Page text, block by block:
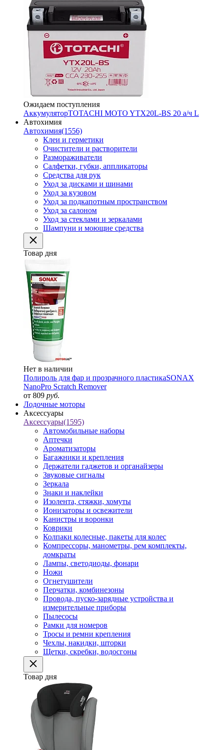
Ожидаем поступления
АккумуляторTOTACHI MOTO YTX20L-BS 20 а/ч L
Автохимия
Автохимия(1556)
Клеи и герметики
Очистители и растворители
Размораживатели
Салфетки, губки, аппликаторы
Средства для рук
Уход за дисками и шинами
Уход за кузовом
Уход за подкапотным пространством
Уход за салоном
Уход за стеклами и зеркалами
Шампуни и моющие средства
Товар дня
Нет в наличии
Полироль для фар и прозрачного пластикаSONAX
NanoPro Scratch Remover
от 809 руб.
Лодочные моторы
Аксессуары
Аксессуары(1595)
Автомобильные наборы
Аптечки
Ароматизаторы
Багажники и крепления
Держатели гаджетов и органайзеры
Звуковые сигналы
Зеркала
Знаки и наклейки
Изолента, стяжки, хомуты
Ионизаторы и освежители
Канистры и воронки
Коврики
Колпаки колесные, пакеты для колес
Компрессоры, манометры, рем комплекты,
домкраты
Лампы, светодиоды, фонари
Ножи
Огнетушители
Перчатки, комбинезоны
Провода, пуско-зарядные устройства и
измерительные приборы
Пылесосы
Рамки для номеров
Тросы и ремни крепления
Чехлы, накидки, шторки
Щетки, скребки, водосгоны
Товар дня